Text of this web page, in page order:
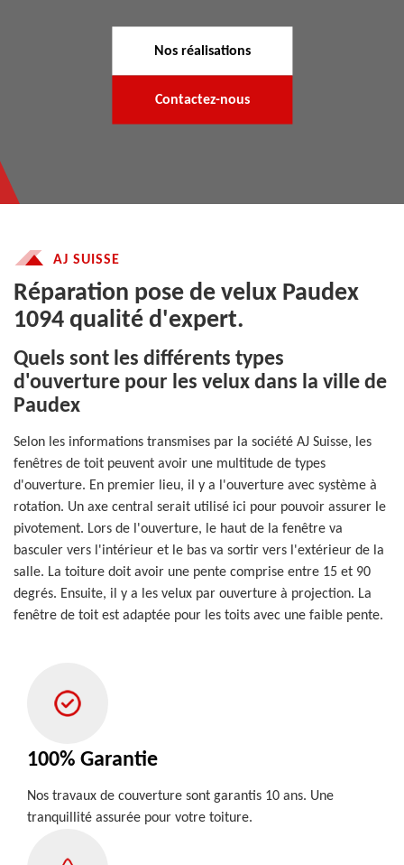
Nos réalisations
Contactez-nous
AJ SUISSE
Réparation pose de velux Paudex
1094 qualité d'expert.
Quels sont les différents types
d'ouverture pour les velux dans la ville de
Paudex
Selon les informations transmises par la société AJ Suisse, les
fenêtres de toit peuvent avoir une multitude de types
d'ouverture. En premier lieu, il y a l'ouverture avec système à
rotation. Un axe central serait utilisé ici pour pouvoir assurer le
pivotement. Lors de l'ouverture, le haut de la fenêtre va
basculer vers l'intérieur et le bas va sortir vers l'extérieur de la
salle. La toiture doit avoir une pente comprise entre 15 et 90
degrés. Ensuite, il y a les velux par ouverture à projection. La
fenêtre de toit est adaptée pour les toits avec une faible pente.
100% Garantie
Nos travaux de couverture sont garantis 10 ans. Une
tranquillité assurée pour votre toiture.